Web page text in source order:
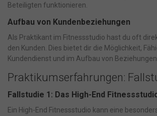
Beteiligten funktionieren.
Aufbau von Kundenbeziehungen
Als Praktikant im Fitnessstudio hast du oft
den Kunden. Dies bietet dir die Möglichkeit,
Kundendienst und im Aufbau von
Praktikumserfahrungen:
Fallstudie 1: Das High-End
Ein High-End Fitnessstudio kann eine